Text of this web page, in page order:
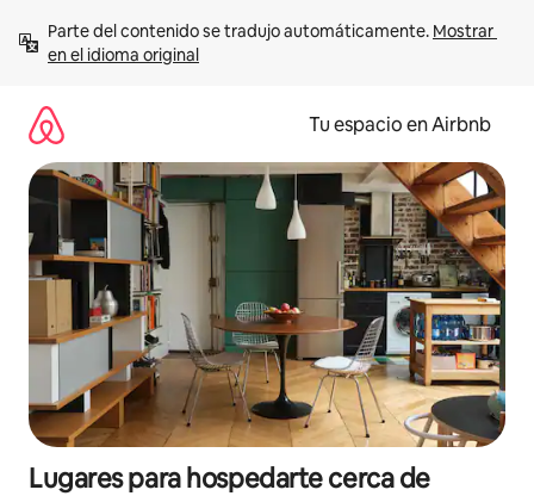
contenido
Parte del contenido se tradujo automáticamente. Mostrar
en el idioma original
Tu espacio en Airbnb
Lugares para hospedarte cerca de